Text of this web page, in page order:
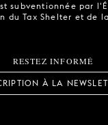
subventionnée par
du Tax Shelter et de
RESTEZ INFORMÉ
À LA